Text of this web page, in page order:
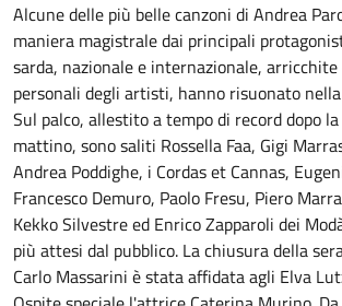
Alcune delle più belle canzoni di Andrea
maniera magistrale dai principali
sarda, nazionale e internazionale, arricchite
personali degli artisti, hanno risuonato
Sul palco, allestito a tempo di record dopo
mattino, sono saliti Rossella Faa, Gigi
Andrea Poddighe, i Cordas et Cannas,
Francesco Demuro, Paolo Fresu, Piero
Kekko Silvestre ed Enrico Zapparoli dei
più attesi dal pubblico. La chiusura della
Carlo Massarini è stata affidata agli Elva